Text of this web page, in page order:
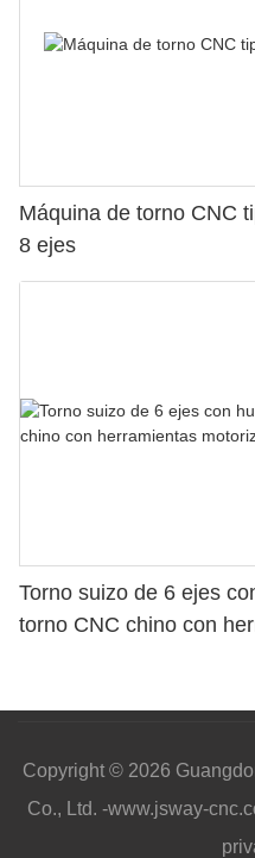
Máquina de torno CNC
8 ejes
Torno suizo de 6 ejes
torno CNC chino con
Copyright © 2026
Co., Ltd. -www.jsway-